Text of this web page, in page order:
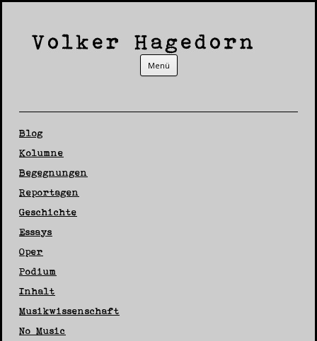
Menü Zum Inhalt springen
Blog
Kolumne
Begegnungen
Reportagen
Geschichte
Essays
Oper
Podium
Inhalt
Musikwissenschaft
No Music